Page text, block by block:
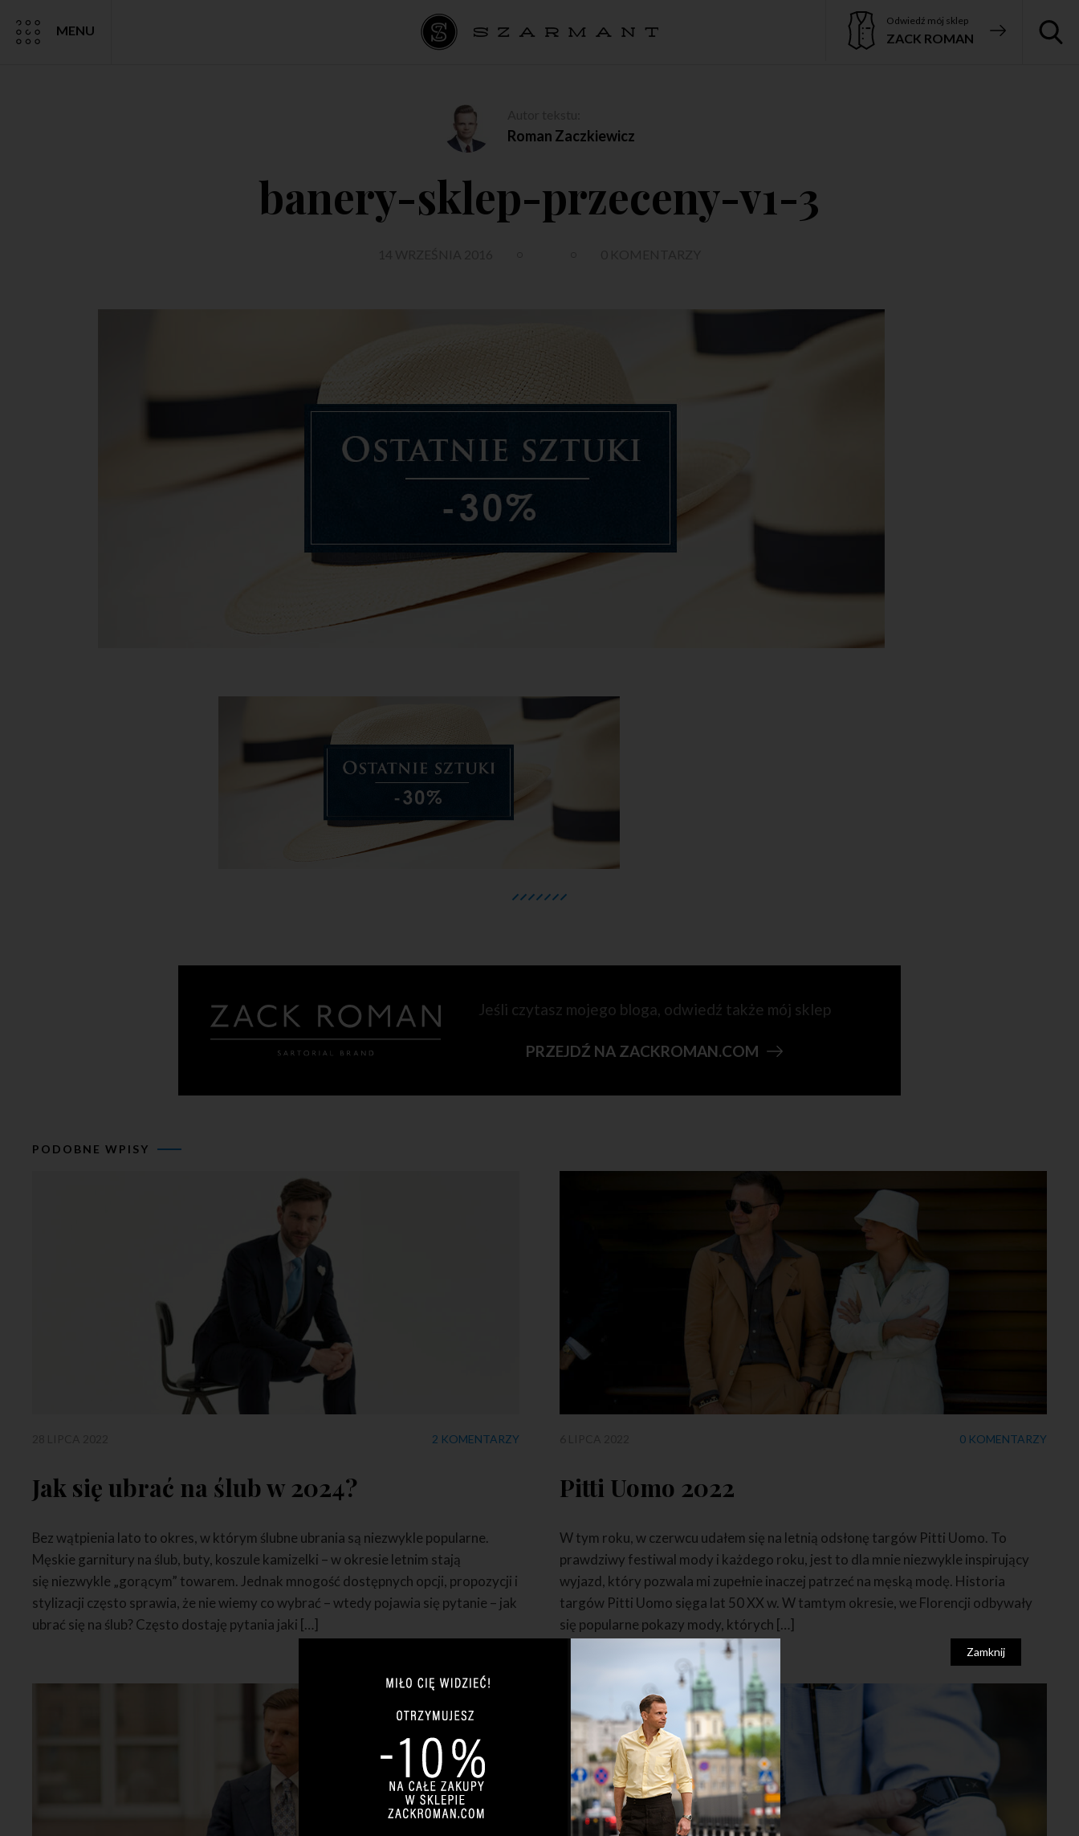
MENU
Odwiedź mój sklep
ZACK ROMAN
Roman Zaczkiewicz
banery-sklep-przeceny-v1-3
Jeśli czytasz mojego bloga, odwiedź także mój sklep
PRZEJDŹ NA ZACKROMAN.COM
PODOBNE WPISY
2 KOMENTARZY
Jak się ubrać na ślub w 2024?
Bez wątpienia lato to okres, w którym ślubne ubrania są niezwykle popularne.
Męskie garnitury na ślub, buty, koszule kamizelki – w okresie letnim stają
się niezwykle „gorącym” towarem. Jednak mnogość dostępnych opcji, propozycji i
stylizacji często sprawia, że nie wiemy co wybrać – wtedy pojawia się pytanie – jak
ubrać się na ślub? Często dostaję pytania jaki […]
0 KOMENTARZY
Pitti Uomo 2022
W tym roku, w czerwcu udałem się na letnią odsłonę targów Pitti Uomo. To
prawdziwy festiwal mody i każdego roku, jest to dla mnie niezwykle inspirujący
wyjazd, który pozwala mi zupełnie inaczej patrzeć na męską modę. Historia
targów Pitti Uomo sięga lat 50 XX w. W tamtym okresie, we Florencji odbywały
się popularne pokazy mody, których […]
Zamknij